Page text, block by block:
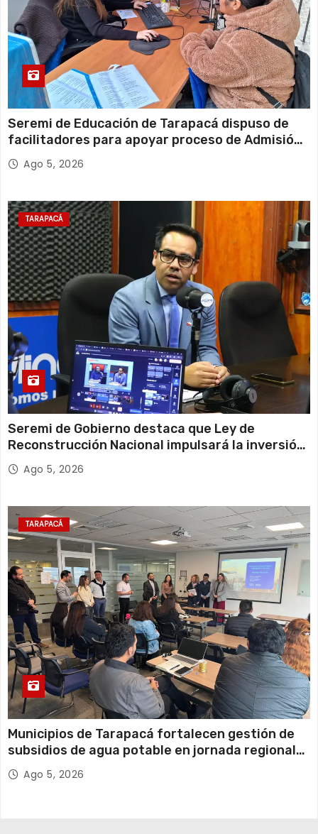
Seremi de Educación de Tarapacá dispuso de
facilitadores para apoyar proceso de Admisión
Escolar 2027
Ago 5, 2026
TARAPACÁ
Seremi de Gobierno destaca que Ley de
Reconstrucción Nacional impulsará la inversión
y el empleo en Tarapacá
Ago 5, 2026
TARAPACÁ
Municipios de Tarapacá fortalecen gestión de
subsidios de agua potable en jornada regional
organizada por Aguas del Altiplano y ANDESS
Ago 5, 2026